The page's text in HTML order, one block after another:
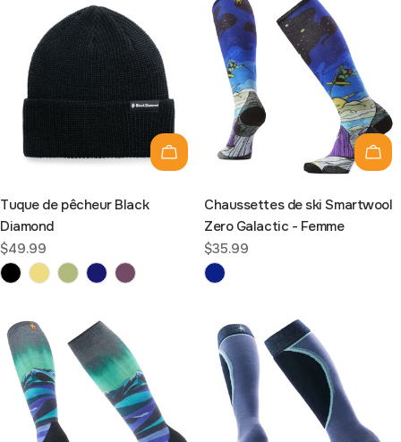
Choisissez les options
Tuque de pêcheur Black
Diamond
Prix
habituel
$49.99
Chaussettes de ski Smartwool
Zero Galactic - Femme
Prix
habituel
$35.99